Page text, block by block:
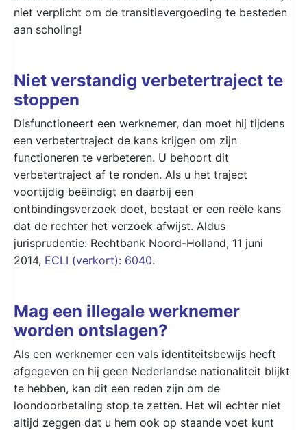
niet verplicht om de transitievergoeding te besteden
aan scholing!
Niet verstandig verbetertraject te
stoppen
Disfunctioneert een werknemer, dan moet hij tijdens
een verbetertraject de kans krijgen om zijn
functioneren te verbeteren. U behoort dit
verbetertraject af te ronden. Als u het traject
voortijdig beëindigt en daarbij een
ontbindingsverzoek doet, bestaat er een reële kans
dat de rechter het verzoek afwijst. Aldus
jurisprudentie: Rechtbank Noord-Holland, 11 juni
2014, ECLI (verkort): 6040.
Mag een illegale werknemer
worden ontslagen?
Als een werknemer een vals identiteitsbewijs heeft
afgegeven en hij geen Nederlandse nationaliteit blijkt
te hebben, kan dit een reden zijn om de
loondoorbetaling stop te zetten. Het wil echter niet
altijd zeggen dat u hem ook op staande voet kunt